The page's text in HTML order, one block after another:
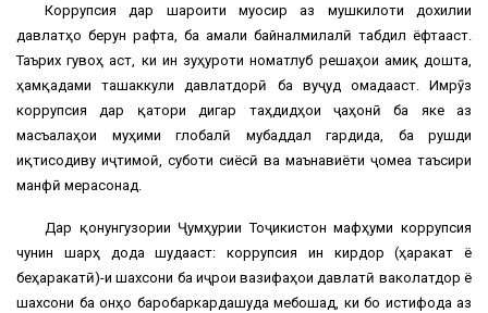
Коррупсия дар шароити муосир аз мушкилоти дохилии
давлатҳо берун рафта, ба амали байналмилалӣ табдил ёфтааст.
Таърих гувоҳ аст, ки ин зуҳуроти номатлуб решаҳои амиқ дошта,
ҳамқадами ташаккули давлатдорӣ ба вуҷуд омадааст. Имрӯз
коррупсия дар қатори дигар таҳдидҳои ҷаҳонӣ ба яке аз
масъалаҳои муҳими глобалӣ мубаддал гардида, ба рушди
иқтисодиву иҷтимоӣ, суботи сиёсӣ ва маънавиёти ҷомеа таъсири
манфӣ мерасонад.
Дар қонунгузории Ҷумҳурии Тоҷикистон мафҳуми коррупсия
чунин шарҳ дода шудааст: коррупсия ин кирдор (ҳаракат ё
беҳаракатӣ)-и шахсони ба иҷрои вазифаҳои давлатӣ ваколатдор ё
шахсони ба онҳо баробаркардашуда мебошад, ки бо истифода аз